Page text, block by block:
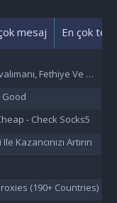
mesaj En çok
Marmaris Transfer Hizmeti
Good
- Check Socks5
Kazancınızı Artırın
(190+ Countries)